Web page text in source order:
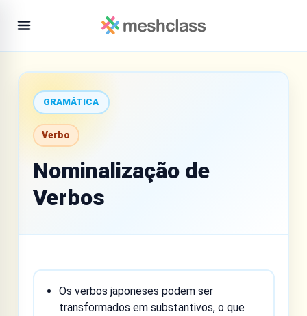
GRAMÁTICA
Verbo
Nominalização de
Verbos
Os verbos japoneses podem ser
transformados em substantivos, o que